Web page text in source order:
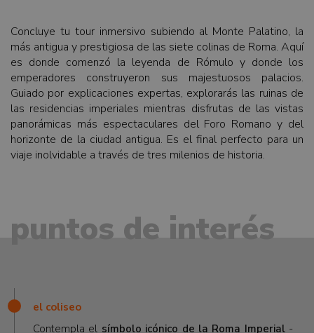
Concluye tu tour inmersivo subiendo al Monte Palatino, la
más antigua y prestigiosa de las siete colinas de Roma. Aquí
es donde comenzó la leyenda de Rómulo y donde los
emperadores construyeron sus majestuosos palacios.
Guiado por explicaciones expertas, explorarás las ruinas de
las residencias imperiales mientras disfrutas de las vistas
panorámicas más espectaculares del Foro Romano y del
horizonte de la ciudad antigua. Es el final perfecto para un
viaje inolvidable a través de tres milenios de historia.
puntos de interés
el coliseo
Contempla el símbolo icónico de la Roma Imperial-